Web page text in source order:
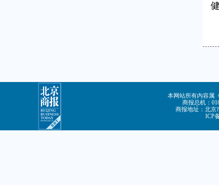
本网站所有内容属
商报总机：
商报地址：北京
ICP